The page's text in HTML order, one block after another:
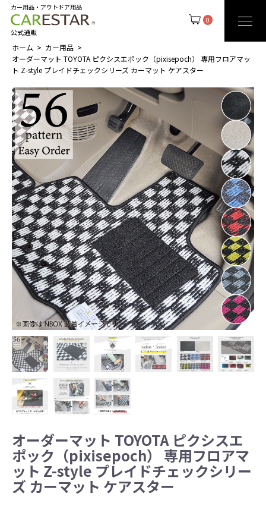
0
カー用品・アウトドア用品
公式通販
ホーム
カー用品
オーダーマット TOYOTA ピクシスエポック（pixisepoch） 専用フロアマッ
ト Z-style プレイドチェックシリーズ カーマット ケアスター
オーダーマット TOYOTA ピクシスエ
ポック（pixisepoch） 専用フロアマ
ット Z-style プレイドチェックシリー
ズ カーマット ケアスター